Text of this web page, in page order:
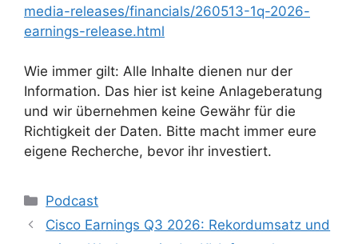
media-releases/financials/260513-1q-2026-
earnings-release.html
Wie immer gilt: Alle Inhalte dienen nur der
Information. Das hier ist keine Anlageberatung
und wir übernehmen keine Gewähr für die
Richtigkeit der Daten. Bitte macht immer eure
eigene Recherche, bevor ihr investiert.
Kategorien
Podcast
Cisco Earnings Q3 2026: Rekordumsatz und